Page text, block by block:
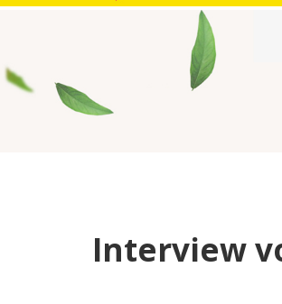
Interview